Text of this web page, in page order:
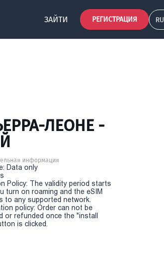
ЗАЙТИ РЕГИСТРАЦИЯ RU
ЛЕОНЕ -
информация
Data only
Policy: The validity period starts
turn on roaming and the eSIM
to any supported network.
policy: Order can not be
or refunded once the "install
is clicked.